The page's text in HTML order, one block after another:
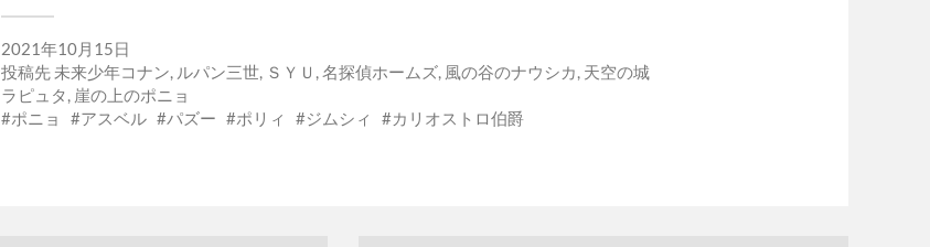
2021年10月15日
投稿先 未来少年コナン, ルパン三世, ＳＹＵ ,名探偵ホームズ, 風の谷のナウシカ, 天空の城
ラピュタ , 崖の上のポニョ
ポニョ
アスベル パズー ポリィ ジムシィ カリオストロ伯爵